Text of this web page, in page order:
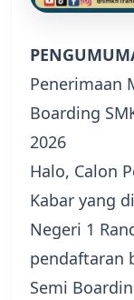
Penerimaan
Boarding
2026
Halo, Calon
Kabar yang
Negeri 1
pendaftaran
Semi